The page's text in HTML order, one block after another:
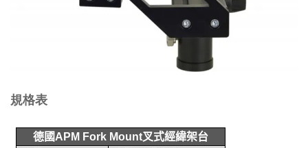
規格表
德國APM Fork Mount叉式經緯架台